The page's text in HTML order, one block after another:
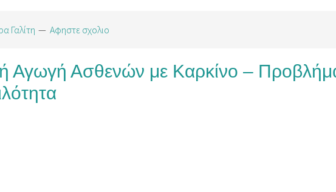
Γαλίτη Αφηστε σχολιο
Αγωγή Ασθενών με Καρκίνο –